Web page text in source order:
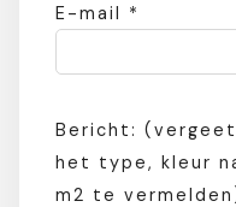
E-mail *
Bericht:
het type, kleur
m2 te